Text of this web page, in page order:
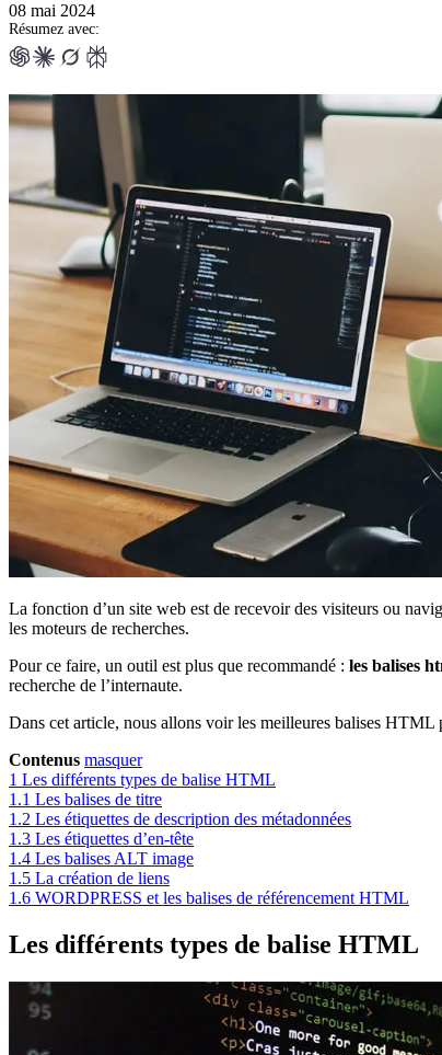
08 mai 2024
Résumez avec:
La fonction d’un site web est de recevoir des visiteurs ou
les moteurs de recherches.
Pour ce faire, un outil est plus que recommandé : les balises
recherche de l’internaute.
Dans cet article, nous allons voir les meilleures balises HTML
Contenus masquer
1 Les différents types de balise HTML
1.1 Les balises de titre
1.2 Les étiquettes de description des métadonnées
1.3 Les étiquettes d’en-tête
1.4 Les balises ALT image
1.5 La création de liens
1.6 WORDPRESS et les balises de référencement HTML
Les différents types de balise HTML